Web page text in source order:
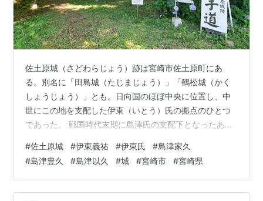
佐土原城（さどわらじょう）跡は宮崎市佐土原町にあ
る。別名に「田島城（たじまじょう）」「鶴松城（かく
しょうじょう）」とも。日向国のほぼ中央に位置し、中
世にこの地を支配した伊東（いとう）氏の拠点のひとつ
であった。 戦国時代末期に島津氏の支配下となったあと
さ）が城主となったことでも知られる。 伊東氏の拠点の
ひとつに 本丸跡を目指す 島津家久が佐土原城主に 島津
豊久、関ヶ原に散る 佐土原藩 永吉島津家 日付は旧暦で
記す。 伊東氏の拠点のひとつに 伊東氏と日向国との関係
#佐土原城 #伊東義祐 #伊東氏 #島津家久
#島津豊久 #島津以久 #城 #宮崎市 #宮崎県